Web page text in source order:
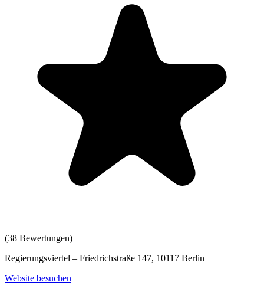
(38 Bewertungen)
Regierungsviertel – Friedrichstraße 147, 10117 Berlin
Website besuchen